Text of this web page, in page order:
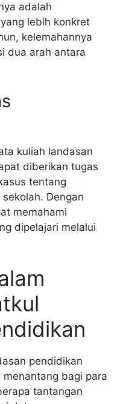
adalah
lebih konkret
kelemahannya
dua arah antara
kuliah landasan
diberikan tugas
tentang
Dengan
memahami
dipelajari melalui
pendidikan
bagi para
tantangan